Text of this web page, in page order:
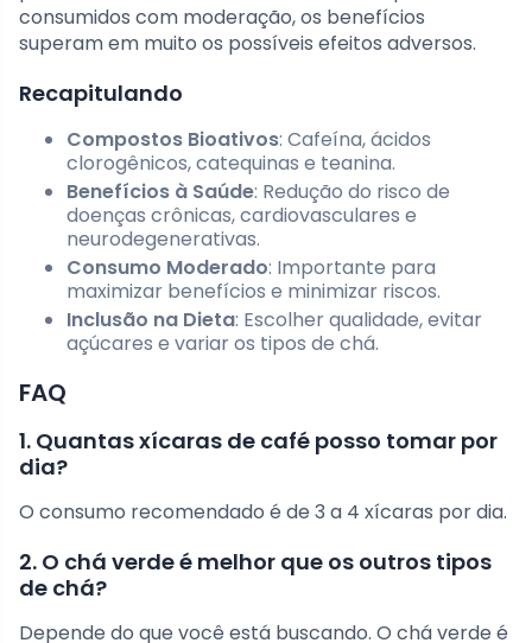
consumidos com moderação, os benefícios
superam em muito os possíveis efeitos adversos.
Recapitulando
Compostos Bioativos: Cafeína, ácidos
clorogênicos, catequinas e teanina.
Benefícios à Saúde: Redução do risco de
doenças crônicas, cardiovasculares e
neurodegenerativas.
Consumo Moderado: Importante para
maximizar benefícios e minimizar riscos.
Inclusão na Dieta: Escolher qualidade, evitar
açúcares e variar os tipos de chá.
FAQ
1. Quantas xícaras de café posso tomar por
dia?
O consumo recomendado é de 3 a 4 xícaras por dia.
2. O chá verde é melhor que os outros tipos
de chá?
Depende do que você está buscando. O chá verde é